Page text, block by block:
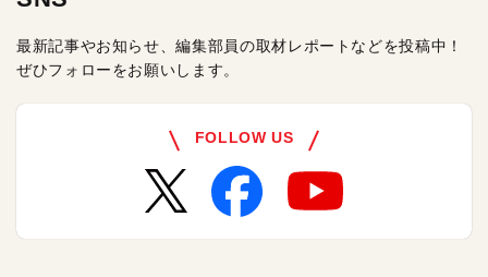
最新記事やお知らせ、編集部員の取材レポートなどを投稿中！
ぜひフォローをお願いします。
FOLLOW US